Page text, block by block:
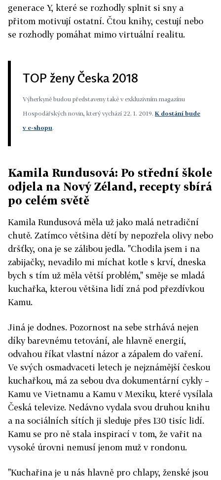
generace Y, které se rozhodly splnit si sny a
přitom motivují ostatní. Čtou knihy, cestují nebo
se rozhodly pomáhat mimo virtuální realitu.
TOP ženy Česka 2018
Výherkyně budou představeny také v exkluzivním magazínu
Hospodářských novin, který vychází 22. 1. 2019. K dostání bude
v e-shopu.
Kamila Rundusová: Po střední škole
odjela na Nový Zéland, recepty sbírá
po celém světě
Kamila Rundusová měla už jako malá netradiční
chutě. Zatímco většina dětí by nepozřela olivy nebo
dršťky, ona je se zálibou jedla. "Chodila jsem i na
zabijačky, nevadilo mi míchat kotle s krví, dneska
bych s tím už měla větší problém," směje se mladá
kuchařka, kterou většina lidí zná pod přezdívkou
Kamu.
Jiná je dodnes. Pozornost na sebe strhává nejen
díky barevnému tetování, ale hlavně energií,
odvahou říkat vlastní názor a zápalem do vaření.
Ve svých osmadvaceti letech je nejznámější českou
kuchařkou, má za sebou dva dokumentární cykly –
Kamu ve Vietnamu a Kamu v Mexiku, které vysílala
Česká televize. Nedávno vydala svou druhou knihu
a na sociálních sítích ji sleduje přes 130 tisíc lidí.
Kamu se pro ně stala inspirací v tom, že vařit na
vysoké úrovni nemusí jenom muž v rondonu.
"Kuchařina je u nás hlavně pro chlapy, ženské jsou